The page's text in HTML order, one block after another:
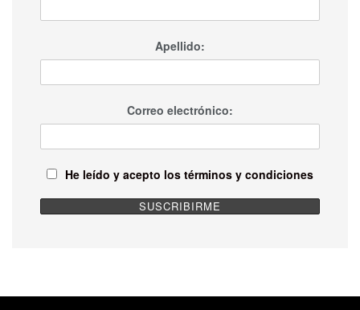
Apellido:
Correo electrónico:
He leído y acepto los términos y condiciones